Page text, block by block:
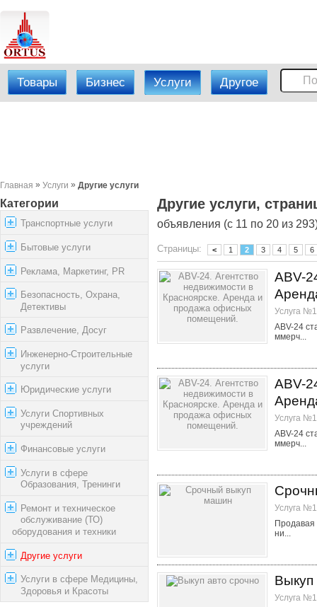
Товары Бизнес Услуги Другое
Главная » Услуги » Другие услуги
Категории
Транспортные услуги
Бытовые услуги
Реклама, Маркетинг, PR
Безопасность, Охрана,
Детективы
Развлечение, Досуг
Инженерно-Строительные
услуги
Юридические услуги
Услуги Спортивных
учреждений
Финансовые услуги
Услуги в сфере
Образования, Тренинги
Ремонт и техническое
обслуживание (ТО)
оборудования и техники
Другие услуги
Услуги в сфере Медицины,
Здоровья и Красоты
Другие услуги,
объявления (с 11 по 20 из
Страницы: < 1 2 3 4 5 6
АBV-
Услуга
ABV-24
ммерч...
АBV-
Услуга
ABV-24
ммерч...
Услуга
Продавая
ни...
Выкуп
Услуга